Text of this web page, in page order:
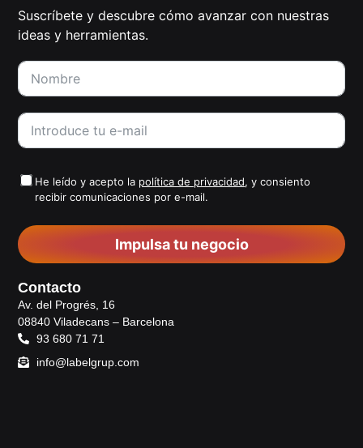
Suscríbete y descubre cómo avanzar con nuestras
ideas y herramientas.
He leído y acepto la política de privacidad, y consiento
recibir comunicaciones por e-mail.
Impulsa tu negocio
Contacto
Av. del Progrés, 16
08840 Viladecans – Barcelona
93 680 71 71
info@labelgrup.com